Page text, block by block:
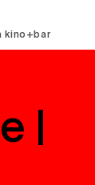
kino+bar
|